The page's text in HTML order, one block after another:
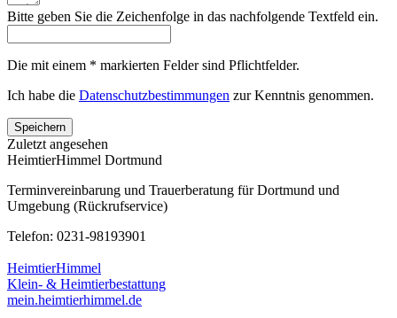
Bitte geben Sie die Zeichenfolge in das nachfolgende Textfeld ein.
Die mit einem * markierten Felder sind Pflichtfelder.
Ich habe die Datenschutzbestimmungen zur Kenntnis genommen.
Speichern
Zuletzt angesehen
HeimtierHimmel Dortmund
Terminvereinbarung und Trauerberatung für Dortmund und
Umgebung (Rückrufservice)
Telefon: 0231-98193901
HeimtierHimmel
Klein- & Heimtierbestattung
mein.heimtierhimmel.de